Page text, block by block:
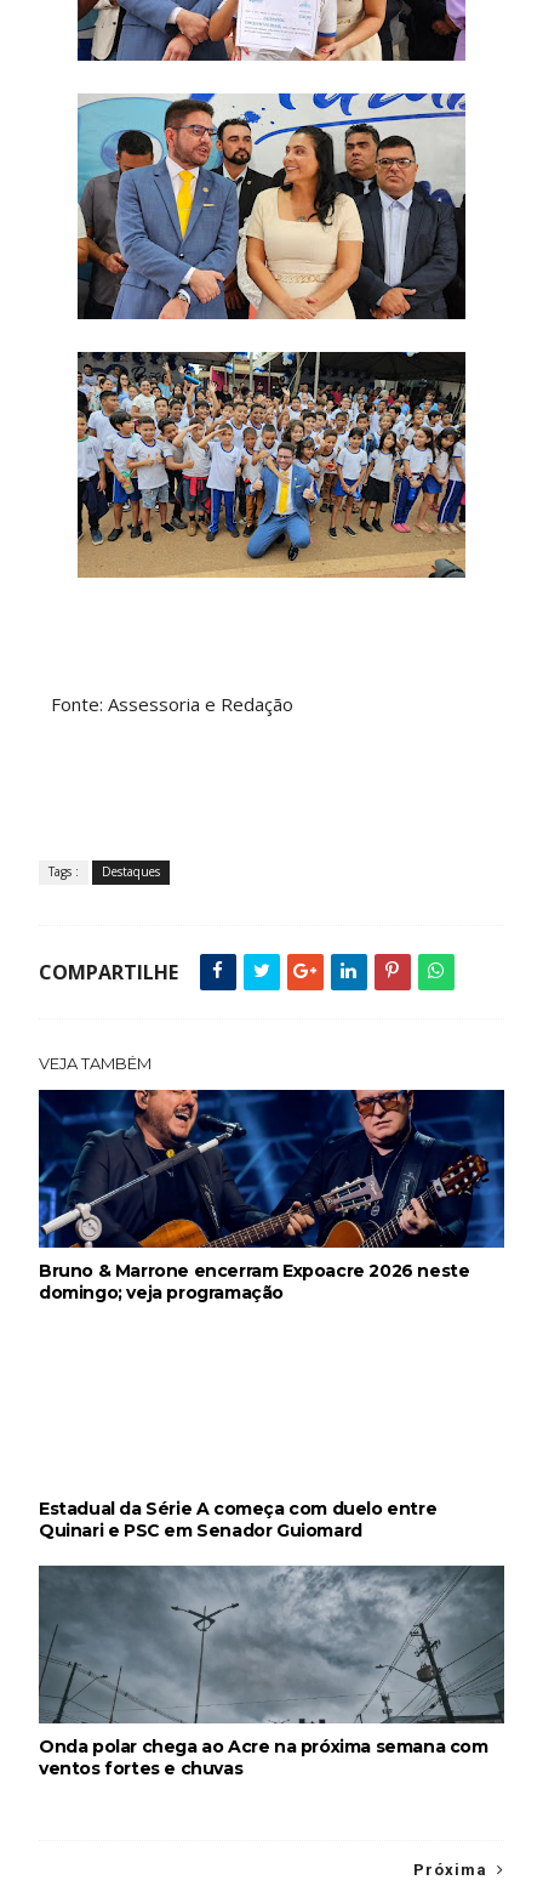
Fonte: Assessoria e Redação
Tags : Destaques
COMPARTILHE
VEJA TAMBÉM
Bruno & Marrone encerram Expoacre 2026 neste
domingo; veja programação
Estadual da Série A começa com duelo entre
Quinari e PSC em Senador Guiomard
Onda polar chega ao Acre na próxima semana com
ventos fortes e chuvas
Próxima